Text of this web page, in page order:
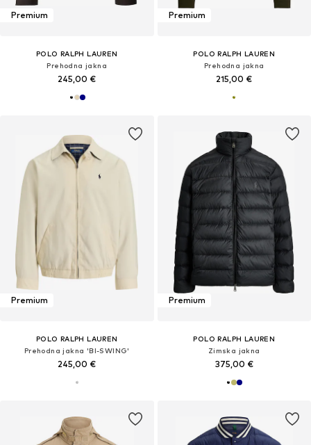
Premium
POLO RALPH LAUREN
Prehodna jakna
245,00 €
Premium
POLO RALPH LAUREN
Prehodna jakna
215,00 €
Premium
POLO RALPH LAUREN
Prehodna jakna 'BI-SWING'
245,00 €
Premium
POLO RALPH LAUREN
Zimska jakna
375,00 €